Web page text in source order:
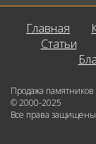
Главная
Статьи
Продажа
© 2000-2025
Все права защищены